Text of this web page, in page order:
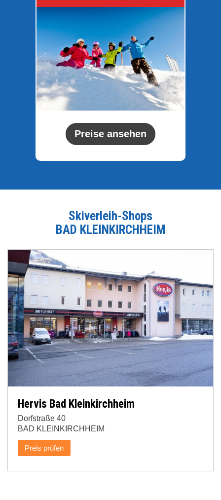
Preise ansehen
Skiverleih-Shops
BAD KLEINKIRCHHEIM
Hervis Bad Kleinkirchheim
Dorfstraße 40
BAD KLEINKIRCHHEIM
Preis prüfen